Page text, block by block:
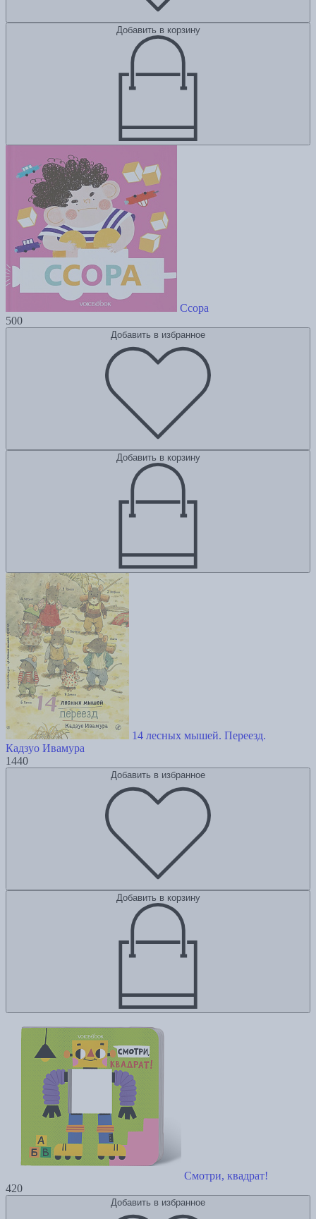
Добавить в корзину
Ссора
500
Добавить в избранное
Добавить в корзину
14 лесных мышей. Переезд.
Кадзуо Ивамура
1440
Добавить в избранное
Добавить в корзину
Смотри, квадрат!
420
Добавить в избранное